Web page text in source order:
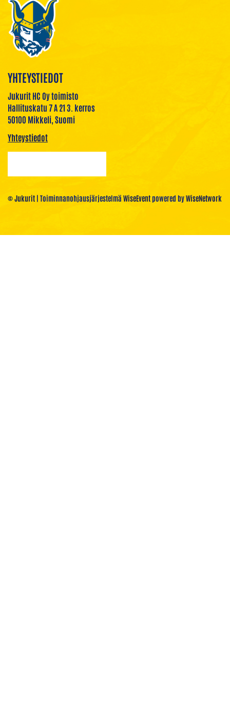
YHTEYSTIEDOT
Jukurit HC Oy toimisto
Hallituskatu 7 A 21 3. kerros
50100 Mikkeli, Suomi
Yhteystiedot
© Jukurit | Toiminnanohjausjärjestelmä WiseEventpowered byWiseNetwork